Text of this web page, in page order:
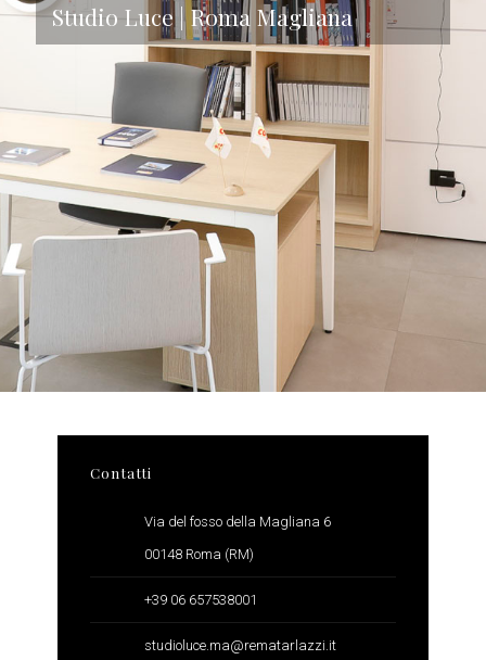
Studio Luce | Roma Magliana
Contatti
Via del fosso della Magliana 6
00148 Roma (RM)
+39 06 657538001
studioluce.ma@rematarlazzi.it